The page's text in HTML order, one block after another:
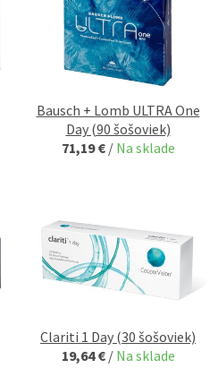
Bausch + Lomb ULTRA One
Day (90 šošoviek)
71,19 € / Na sklade
Clariti 1 Day (30 šošoviek)
19,64 € / Na sklade